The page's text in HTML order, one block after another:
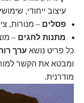
עיצוב ייחודי,
פסלים – מנורות,
מתנות לחגים –
כל פריט נושא ערך
ומבטא את הקשר
מודרנית.